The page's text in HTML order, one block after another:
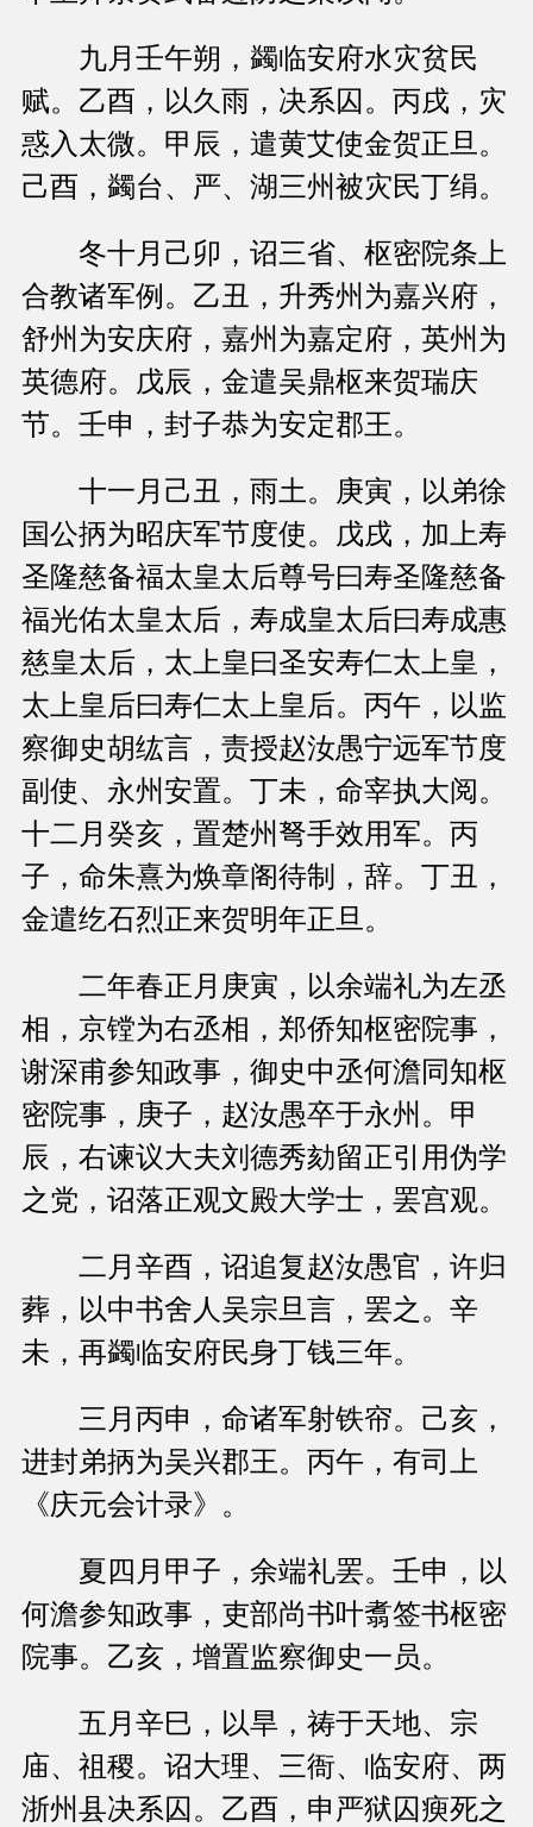
九月壬午朔，蠲临安府水灾贫民
赋。乙酉，以久雨，决系囚。丙戌，灾
惑入太微。甲辰，遣黄艾使金贺正旦。
己酉，蠲台、严、湖三州被灾民丁绢。
冬十月己卯，诏三省、枢密院条上
合教诸军例。乙丑，升秀州为嘉兴府，
舒州为安庆府，嘉州为嘉定府，英州为
英德府。戊辰，金遣吴鼎枢来贺瑞庆
节。壬申，封子恭为安定郡王。
十一月己丑，雨土。庚寅，以弟徐
国公抦为昭庆军节度使。戊戌，加上寿
圣隆慈备福太皇太后尊号曰寿圣隆慈备
福光佑太皇太后，寿成皇太后曰寿成惠
慈皇太后，太上皇曰圣安寿仁太上皇，
太上皇后曰寿仁太上皇后。丙午，以监
察御史胡纮言，责授赵汝愚宁远军节度
副使、永州安置。丁未，命宰执大阅。
十二月癸亥，置楚州弩手效用军。丙
子，命朱熹为焕章阁待制，辞。丁丑，
金遣纥石烈正来贺明年正旦。
二年春正月庚寅，以余端礼为左丞
相，京镗为右丞相，郑侨知枢密院事，
谢深甫参知政事，御史中丞何澹同知枢
密院事，庚子，赵汝愚卒于永州。甲
辰，右谏议大夫刘德秀劾留正引用伪学
之党，诏落正观文殿大学士，罢宫观。
二月辛酉，诏追复赵汝愚官，许归
葬，以中书舍人吴宗旦言，罢之。辛
未，再蠲临安府民身丁钱三年。
三月丙申，命诸军射铁帘。己亥，
进封弟抦为吴兴郡王。丙午，有司上
《庆元会计录》。
夏四月甲子，余端礼罢。壬申，以
何澹参知政事，吏部尚书叶翥签书枢密
院事。乙亥，增置监察御史一员。
五月辛巳，以旱，祷于天地、宗
庙、祖稷。诏大理、三衙、临安府、两
浙州县决系囚。乙酉，申严狱囚瘐死之